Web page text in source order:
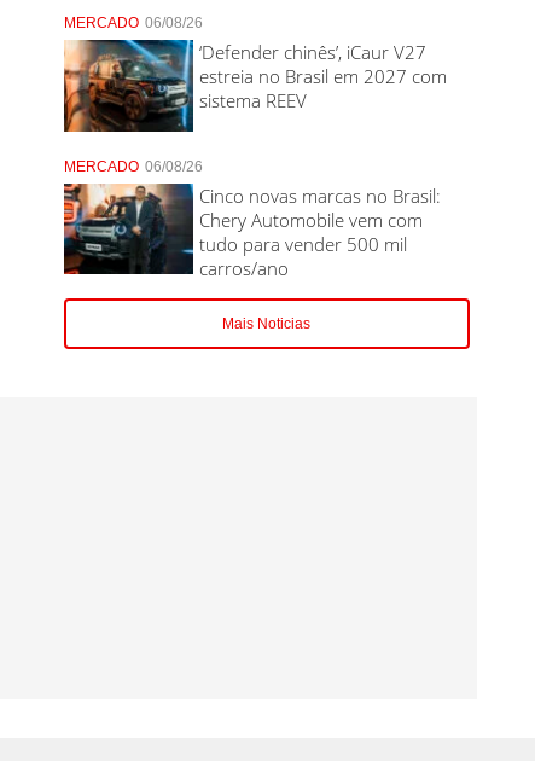
MERCADO 06/08/26
‘Defender chinês’, iCaur V27
estreia no Brasil em 2027 com
sistema REEV
MERCADO 06/08/26
Cinco novas marcas no Brasil:
Chery Automobile vem com
tudo para vender 500 mil
carros/ano
Mais Noticias